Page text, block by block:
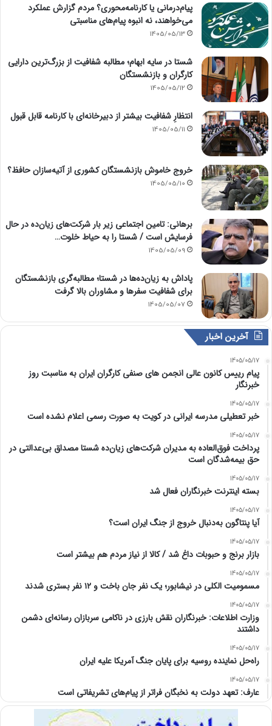
پیام‌درمانی یا کارنامه‌محوری؟ مردم گزارش عملکرد
می‌خواهند، نه انبوه پیام‌های مناسبتی
1405/05/13
شستا در سایه ابهام؛ مطالبه شفافیت از بزرگ‌ترین دارایی
کارگران و بازنشستگان
1405/05/12
انتظارِ شفافیت بیشتر از دبیرخانه‌ای با کارنامه قابل قبول
1405/05/11
خروج خاموش بازنشستگان کشوری از آتیه‌سازان حافظ؟
1405/05/10
برهانی: تامین اجتماعی زیر بار شرکت‌های زیان‌ده در حال
فرسایش است / شستا را به حیاط خلوت…
1405/05/09
پاداش به زیان‌ده‌ها در شستا؛ مطالبه‌گری بازنشستگان
برای شفافیت سفرها و مشاوران بالا گرفت
1405/05/07
آخرین اخبار
1405/05/17
پیام رییس کانون عالی انجمن های صنفی کارگران ایران به مناسبت روز
خبرنگار
1405/05/17
خبر تعطیلی مدرسه ایرانی در کویت به صورت رسمی اعلام نشده است
1405/05/17
پرداخت فوق‌العاده به مدیران شرکت‌های زیان‌ده شستا مصداق بی‌عدالتی در
حق بیمه‌شدگان است
1405/05/17
بسته اینترنت خبرنگاران فعال شد
1405/05/17
آیا پنتاگون به‌دنبال خروج از جنگ ایران است؟
1405/05/17
بازار برنج و حبوبات داغ شد / کالا از نیاز مردم هم بیشتر است
1405/05/17
مسمومیت الکلی در نیشابور؛ یک نفر جان باخت و ۱۲ نفر بستری شدند
1405/05/17
وزارت اطلاعات: خبرنگاران نقش بارزی در ناکامی سربازان رسانه‌ای دشمن
داشتند
1405/05/17
راه‌حل نماینده روسیه برای پایان جنگ آمریکا علیه ایران
1405/05/17
عارف: تعهد دولت به نخبگان فراتر از پیام‎‌های تشریفاتی است